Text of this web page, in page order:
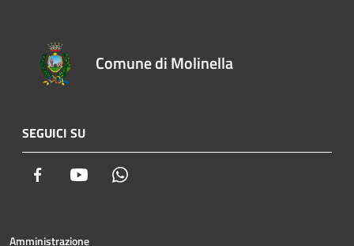
Comune di Molinella
SEGUICI SU
Facebook Youtube
Amministrazione